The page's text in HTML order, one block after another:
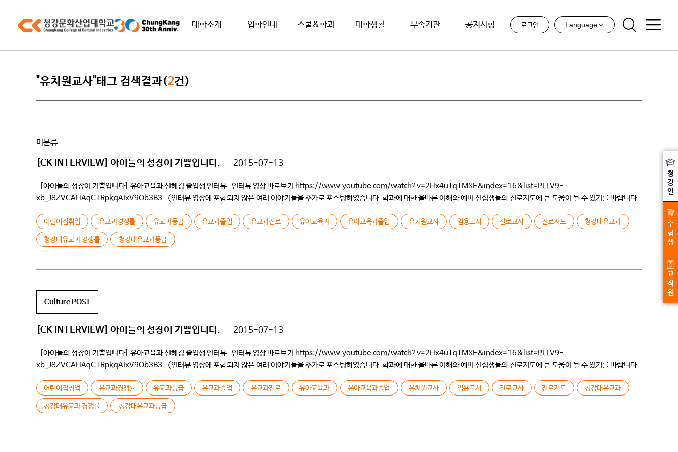
대학소개 입학안내 스쿨&학과 대학생활 부속기관 공지사항 로그인 Language
"유치원교사"태그 검색결과(2건)
미분류
[CK INTERVIEW] 아이들의 성장이 기쁨입니다. 2015-07-13
[아이들의 성장이 기쁩입니다] 유아교육과 신혜경 졸업생 인터뷰 인터뷰 영상 바로보기 https://www.youtube.com/watch?v=2Hx4uTqTMXE&index=16&list=PLLV9-
xb_J8ZVCAHAqCTRpkqAIxV9Ob3B3 (인터뷰 영상에 포함되지 않은 여러 이야기들을 추가로 포스팅하였습니다. 학과에 대한 올바른 이해와 예비 신십생들의 진로지도에 큰 도움이 될 수 있기를 바랍니다.
어린이집취업 유교과경쟁률 유교과등급 유교과졸업 유교과진로 유아교육과 유아교육과졸업 유치원교사 임용고시 진로교사 진로지도 청강대유교과
청강대유교과 경쟁률 청강대유교과등급
Culture POST
[CK INTERVIEW] 아이들의 성장이 기쁨입니다. 2015-07-13
[아이들의 성장이 기쁩입니다] 유아교육과 신혜경 졸업생 인터뷰 인터뷰 영상 바로보기 https://www.youtube.com/watch?v=2Hx4uTqTMXE&index=16&list=PLLV9-
xb_J8ZVCAHAqCTRpkqAIxV9Ob3B3 (인터뷰 영상에 포함되지 않은 여러 이야기들을 추가로 포스팅하였습니다. 학과에 대한 올바른 이해와 예비 신십생들의 진로지도에 큰 도움이 될 수 있기를 바랍니다.
어린이집취업 유교과경쟁률 유교과등급 유교과졸업 유교과진로 유아교육과 유아교육과졸업 유치원교사 임용고시 진로교사 진로지도 청강대유교과
청강대유교과 경쟁률 청강대유교과등급
청
강
인
수
험
생
교
직
원